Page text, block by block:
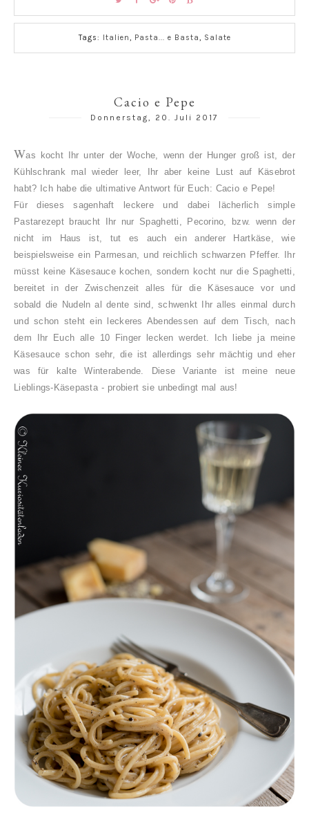
Tags: Italien, Pasta... e Basta, Salate
Cacio e Pepe
Donnerstag, 20. Juli 2017
Was kocht Ihr unter der Woche, wenn der Hunger groß ist, der
Kühlschrank mal wieder leer, Ihr aber keine Lust auf Käsebrot
habt? Ich habe die ultimative Antwort für Euch: Cacio e Pepe!
Für dieses sagenhaft leckere und dabei lächerlich simple
Pastarezept braucht Ihr nur Spaghetti, Pecorino, bzw. wenn der
nicht im Haus ist, tut es auch ein anderer Hartkäse, wie
beispielsweise ein Parmesan, und reichlich schwarzen Pfeffer. Ihr
müsst keine Käsesauce kochen, sondern kocht nur die Spaghetti,
bereitet in der Zwischenzeit alles für die Käsesauce vor und
sobald die Nudeln al dente sind, schwenkt Ihr alles einmal durch
und schon steht ein leckeres Abendessen auf dem Tisch, nach
dem Ihr Euch alle 10 Finger lecken werdet. Ich liebe ja meine
Käsesauce schon sehr, die ist allerdings sehr mächtig und eher
was für kalte Winterabende. Diese Variante ist meine neue
Lieblings-Käsepasta - probiert sie unbedingt mal aus!